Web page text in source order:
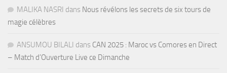
MALIKA NASRI dans Nous révélons les secrets de six tours de
magie célèbres
ANSUMOU BILALI dans CAN 2025 : Maroc vs Comores en Direct
– Match d’Ouverture Live ce Dimanche